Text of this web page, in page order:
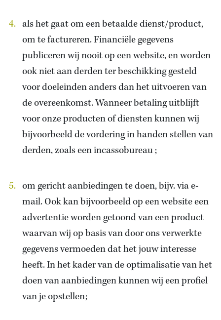
als het gaat om een betaalde dienst/product,
om te factureren. Financiële gegevens
publiceren wij nooit op een website, en worden
ook niet aan derden ter beschikking gesteld
voor doeleinden anders dan het uitvoeren van
de overeenkomst. Wanneer betaling uitblijft
voor onze producten of diensten kunnen wij
bijvoorbeeld de vordering in handen stellen van
derden, zoals een incassobureau ;
om gericht aanbiedingen te doen, bijv. via e-
mail. Ook kan bijvoorbeeld op een website een
advertentie worden getoond van een product
waarvan wij op basis van door ons verwerkte
gegevens vermoeden dat het jouw interesse
heeft. In het kader van de optimalisatie van het
doen van aanbiedingen kunnen wij een profiel
van je opstellen;